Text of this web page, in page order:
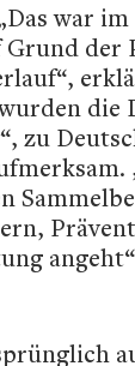
war
der
die
zu